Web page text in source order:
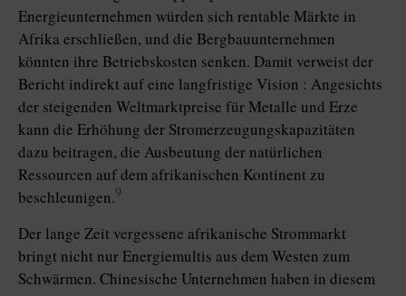
Energieunternehmen würden sich rentable Märkte in
Afrika erschließen, und die Bergbauunternehmen
könnten ihre Betriebskosten senken. Damit verweist der
Bericht indirekt auf eine langfristige Vision : Angesichts
der steigenden Weltmarktpreise für Metalle und Erze
kann die Erhöhung der Stromerzeugungskapazitäten
dazu beitragen, die Ausbeutung der natürlichen
Ressourcen auf dem afrikanischen Kontinent zu
beschleunigen.9
Der lange Zeit vergessene afrikanische Strommarkt
bringt nicht nur Energiemultis aus dem Westen zum
Schwärmen. Chinesische Unternehmen haben in diesem